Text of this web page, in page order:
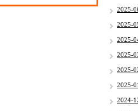
2025-
2025-
2025-
2025-
2025-
2025-
2024-